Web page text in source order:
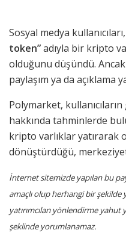
Sosyal medya
token”adıyla bir kripto
olduğunu düşündü.
paylaşım ya da açıklama
Polymarket,
hakkında tahminlerde
kripto varlıklar yatırarak
dönüştürdüğü,
İnternet sitemizde yapılan bu
amaçlı olup herhangi bir şekilde
yatırımcıları yönlendirme yahut
şeklinde yorumlanamaz.